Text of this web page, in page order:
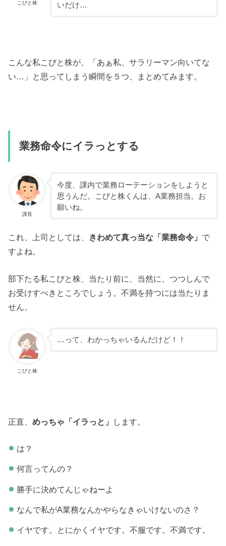
こびと株 いだけ…
こんな私こびと株が、「あぁ私、サラリーマン向いてな
い…」と思ってしまう瞬間を５つ、まとめてみます。
業務命令にイラっとする
課長
今度、課内で業務ローテーションをしようと
思うんだ。こびと株くんは、A業務担当。お
願いね。
これ、上司としては、 きわめて真っ当な「業務命令」 で
すよね。
部下たる私こびと株、当たり前に、当然に、つつしんで
お受けすべきところでしょう。不満を持つには当たりま
せん。
こびと株
…って、わかっちゃいるんだけど！！
正直、めっちゃ「イラっと」 します。
は？
何言ってんの？
勝手に決めてんじゃねーよ
なんで私がA業務なんかやらなきゃいけないのさ？
イヤです。とにかくイヤです。不服です。不満です。